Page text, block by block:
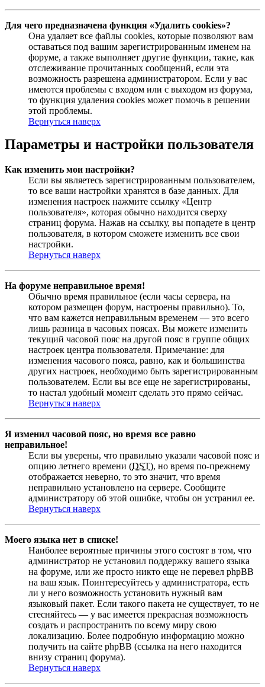
Для чего предназначена функция «Удалить cookies»?
Она удаляет все файлы cookies, которые позволяют вам
оставаться под вашим зарегистрированным именем на
форуме, а также выполняет другие функции, такие, как
отслеживание прочитанных сообщений, если эта
возможность разрешена администратором. Если у вас
имеются проблемы с входом или с выходом из форума,
то функция удаления cookies может помочь в решении
этой проблемы.
Вернуться наверх
Параметры и настройки пользователя
Как изменить мои настройки?
Если вы являетесь зарегистрированным пользователем,
то все ваши настройки хранятся в базе данных. Для
изменения настроек нажмите ссылку «Центр
пользователя», которая обычно находится сверху
страниц форума. Нажав на ссылку, вы попадете в центр
пользователя, в котором сможете изменить все свои
настройки.
Вернуться наверх
На форуме неправильное время!
Обычно время правильное (если часы сервера, на
котором размещен форум, настроены правильно). То,
что вам кажется неправильным временем — это всего
лишь разница в часовых поясах. Вы можете изменить
текущий часовой пояс на другой пояс в группе общих
настроек центра пользователя. Примечание: для
изменения часового пояса, равно, как и большинства
других настроек, необходимо быть зарегистрированным
пользователем. Если вы все еще не зарегистрированы,
то настал удобный момент сделать это прямо сейчас.
Вернуться наверх
Я изменил часовой пояс, но время все равно
неправильное!
Если вы уверены, что правильно указали часовой пояс и
опцию летнего времени (DST), но время по-прежнему
отображается неверно, то это значит, что время
неправильно установлено на сервере. Сообщите
администратору об этой ошибке, чтобы он устранил ее.
Вернуться наверх
Моего языка нет в списке!
Наиболее вероятные причины этого состоят в том, что
администратор не установил поддержку вашего языка
на форуме, или же просто никто еще не перевел phpBB
на ваш язык. Поинтересуйтесь у администратора, есть
ли у него возможность установить нужный вам
языковый пакет. Если такого пакета не существует, то не
стесняйтесь — у вас имеется прекрасная возможность
создать и распространить по всему миру свою
локализацию. Более подробную информацию можно
получить на сайте phpBB (ссылка на него находится
внизу страниц форума).
Вернуться наверх